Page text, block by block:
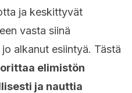
ja keskittyvät
vasta siinä
alkanut esiintyä. Tästä
elimistön
ja nauttia